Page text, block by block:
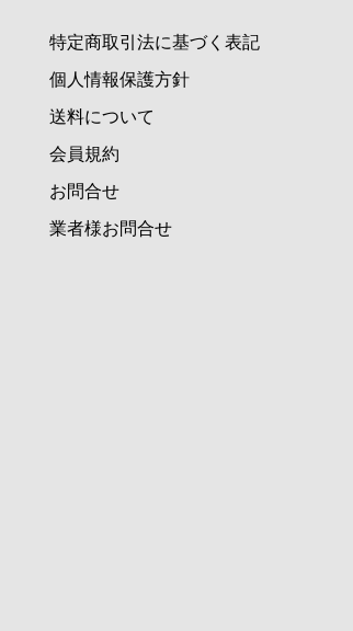
特定商取引法に基づく表記
個人情報保護方針
送料について
会員規約
お問合せ
業者様お問合せ